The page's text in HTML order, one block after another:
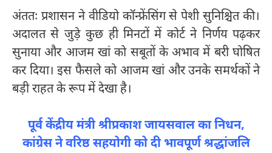
अंततः प्रशासन ने वीडियो कॉन्फ्रेंसिंग से पेशी सुनिश्चित की।
अदालत से जुड़े कुछ ही मिनटों में कोर्ट ने निर्णय पढ़कर
सुनाया और आजम खां को सबूतों के अभाव में बरी घोषित
कर दिया। इस फैसले को आजम खां और उनके समर्थकों ने
बड़ी राहत के रूप में देखा है।
पूर्व केंद्रीय मंत्री श्रीप्रकाश जायसवाल का निधन,
कांग्रेस ने वरिष्ठ सहयोगी को दी भावपूर्ण श्रद्धांजलि